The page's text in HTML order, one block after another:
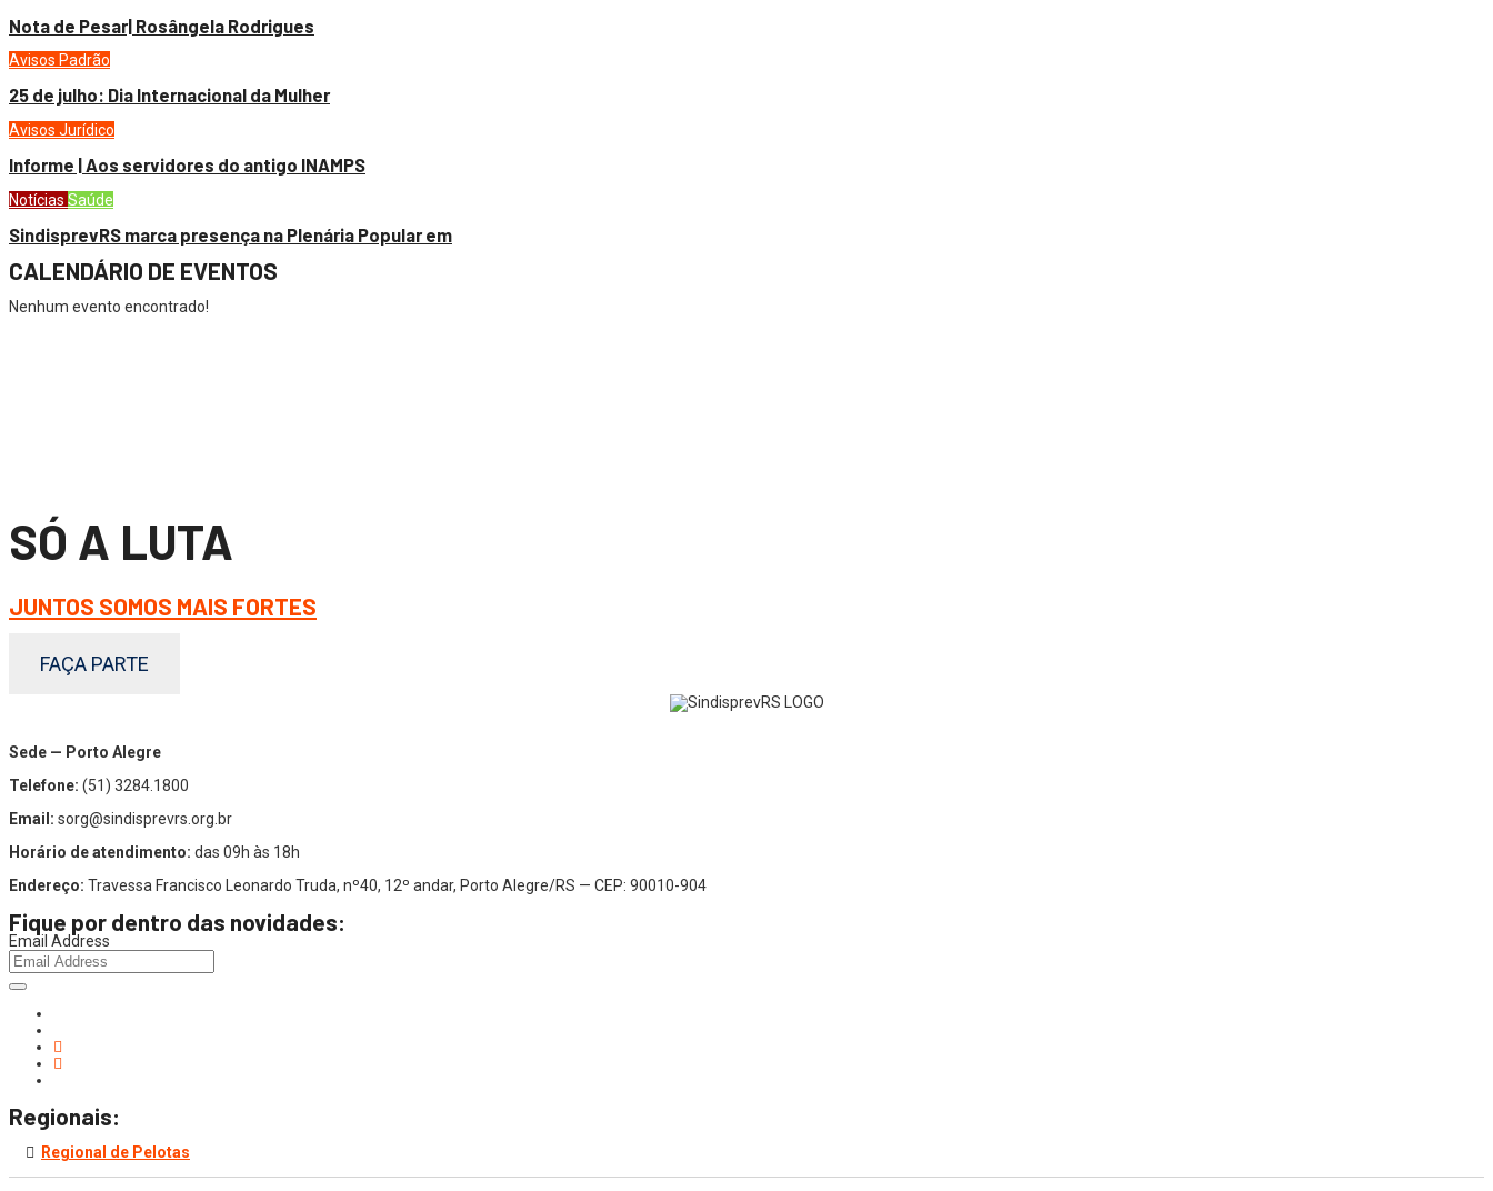
Nota de Pesar| Rosângela Rodrigues
Avisos Padrão
25 de julho: Dia Internacional da Mulher
Avisos Jurídico
Informe | Aos servidores do antigo INAMPS
Notícias Saúde
SindisprevRS marca presença na Plenária Popular em
CALENDÁRIO DE EVENTOS
Nenhum evento encontrado!
SÓ A LUTA
JUNTOS SOMOS MAIS FORTES
FAÇA PARTE
Sede — Porto Alegre
Telefone: (51) 3284.1800
Email: sorg@sindisprevrs.org.br
Horário de atendimento: das 09h às 18h
Endereço: Travessa Francisco Leonardo Truda, nº40, 12º andar, Porto Alegre/RS — CEP: 90010-904
Fique por dentro das novidades:
Email Address
Regionais:
Regional de Pelotas